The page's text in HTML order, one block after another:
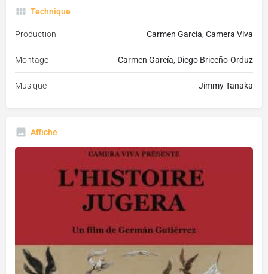
Technique
Production Carmen García, Camera Viva
Montage Carmen García, Diego Briceño-Orduz
Musique Jimmy Tanaka
Affiche